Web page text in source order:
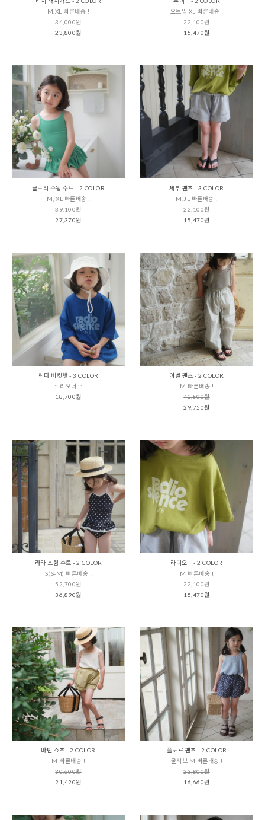
M,XL 빠른배송 !
34,000원
23,800원
오트밀 XL 빠른배송 !
22,100원
15,470원
글로리 수읨 수트 - 2 COLOR
M, XL 빠른배송 !
39,100원
27,370원
세부 팬츠 - 3 COLOR
M,JL 빠른배송 !
22,100원
15,470원
린다 버킷햇 - 3 COLOR
:: 리오더 ::
18,700원
아벨 팬츠 - 2 COLOR
M 빠른배송 !
42,500원
29,750원
라라 스윔 수트 - 2 COLOR
S(S-M) 빠른배송 !
52,700원
36,890원
라디오 T - 2 COLOR
M 빠른배송 !
22,100원
15,470원
마틴 쇼츠 - 2 COLOR
M 빠른배송 !
30,600원
21,420원
플로르 팬츠 - 2 COLOR
올리브 M 빠른배송 !
23,800원
16,660원